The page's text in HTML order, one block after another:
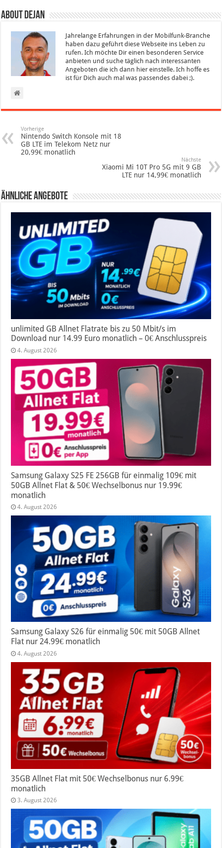
About Dejan
Jahrelange Erfahrungen in der Mobilfunk-Branche
haben dazu geführt diese Webseite ins Leben zu
rufen. Ich möchte Dir einen besonderen Service
anbieten und suche täglich nach interessanten
Angeboten die ich dann hier einstelle. Ich hoffe es
ist für Dich auch mal was passendes dabei ;).
Vorherige
Nintendo Switch Konsole mit 18
GB LTE im Telekom Netz nur
20,99€ monatlich
Nächste
Xiaomi Mi 10T Pro 5G mit 9 GB
LTE nur 14,99€ monatlich
Ähnliche Angebote
unlimited GB Allnet Flatrate bis zu 50 Mbit/s im
Download nur 14.99 Euro monatlich – 0€ Anschlusspreis
4. August 2026
Samsung Galaxy S25 FE 256GB für einmalig 109€ mit
50GB Allnet Flat & 50€ Wechselbonus nur 19.99€
monatlich
4. August 2026
Samsung Galaxy S26 für einmalig 50€ mit 50GB Allnet
Flat nur 24.99€ monatlich
4. August 2026
35GB Allnet Flat mit 50€ Wechselbonus nur 6.99€
monatlich
3. August 2026